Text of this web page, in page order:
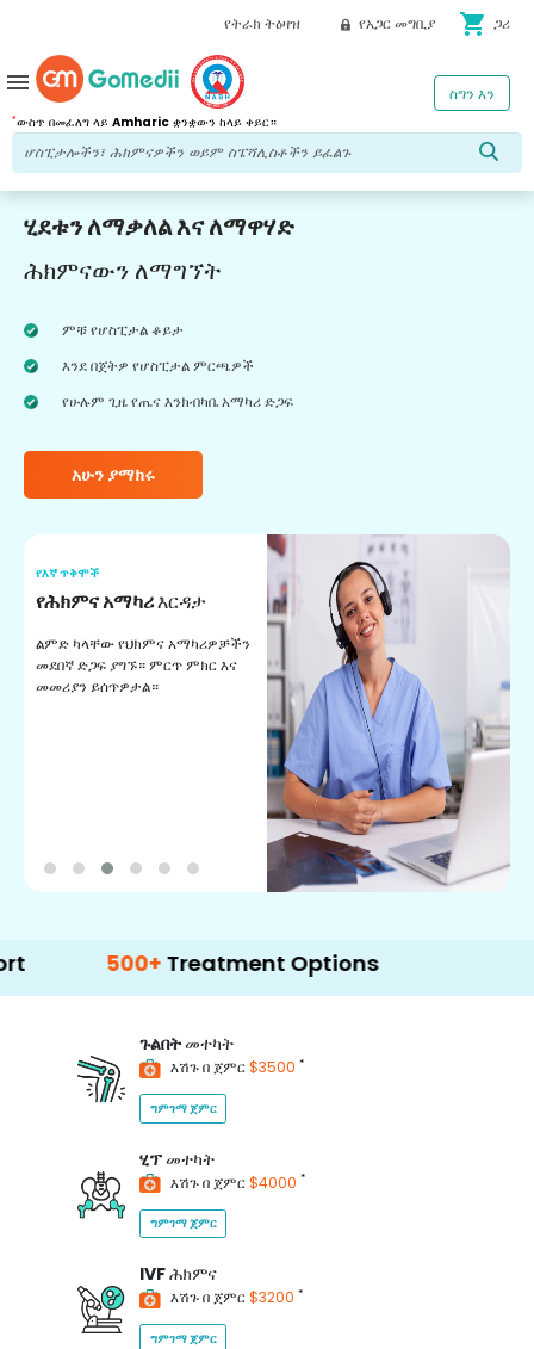
የትራክ ትዕዛዝ የአጋር መግቢያ shopping_cart ጋሪ
*ውስጥ በመፈለግ ላይ Amharic ቋንቋውን ከላይ ቀይር።
ስግን እን
menu
ሂደቱን ለማቃለል እና ለማዋሃድ
ሕክምናውን ለማግኘት
ምቹ የሆስፒታል ቆይታ
እንደ በጀትዎ የሆስፒታል ምርጫዎች
የሁሉም ጊዜ የጤና እንክብካቤ አማካሪ ድጋፍ
አሁን ያማክሩ
የእኛ ጥቅሞች
የሕክምና አማካሪእርዳታ
ልምድ ካላቸው የህክምና አማካሪዎቻችን
መደበኛ ድጋፍ ያግኙ። ምርጥ ምክር እና
መመሪያን ይሰጥዎታል።
500+ Treatment Options
ጉልበትመተካት
እሽጉ በ ጀምር$3500 *
ግምገማ ጀምር
ሂፕመተካት
እሽጉ በ ጀምር$4000 *
ግምገማ ጀምር
IVFሕክምና
እሽጉ በ ጀምር$3200 *
ግምገማ ጀምር